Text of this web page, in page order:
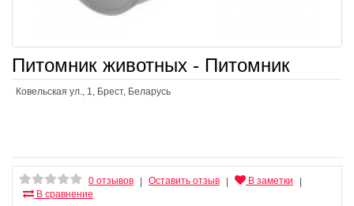
Питомник животных - Питомник
Ковельская ул., 1, Брест, Беларусь
0 отзывов Оставить отзыв В заметки
В сравнение